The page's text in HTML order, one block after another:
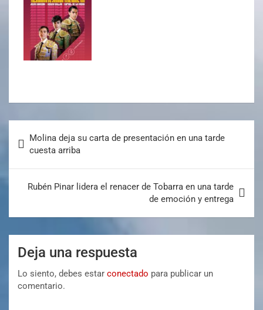
Molina deja su carta de presentación en una tarde
cuesta arriba
Rubén Pinar lidera el renacer de Tobarra en una tarde
de emoción y entrega
Deja una respuesta
Lo siento, debes estar conectado para publicar un
comentario.